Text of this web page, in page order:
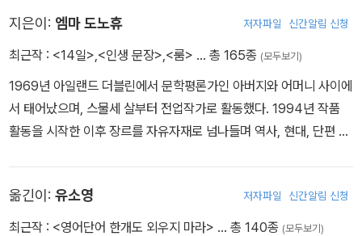
지은이: 엠마 도노휴 저자파일 신간알림 신청
최근작 : <14일> <인생 문장> <룸> … 총 165종 (모두보기)
1969년 아일랜드 더블린에서 문학평론가인 아버지와 어머니 사이에
서 태어났으며, 스물세 살부터 전업작가로 활동했다. 1994년 작품
활동을 시작한 이후 장르를 자유자재로 넘나들며 역사, 현대, 단편 소
베스트셀러에 오르며 대중의 사랑을 받았다. 그중에서도 19세기 아
일랜드 ‘단식 소녀’의 이야기를 그린 『더 원더』는 플로렌스 퓨 주연 영
옮긴이: 유소영 저자파일 신간알림 신청
최근작 : <영어단어 한개도 외우지 마라> … 총 140종 (모두보기)